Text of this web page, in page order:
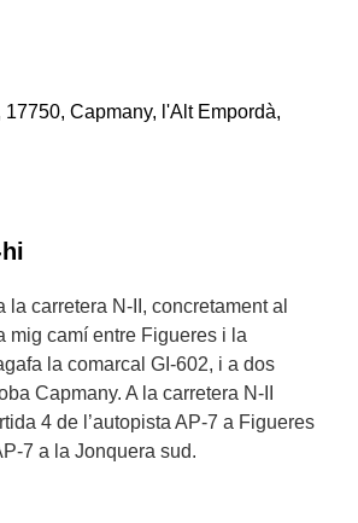
17750, Capmany, l'Alt Empordà,
la carretera N-II, concretament al
mig camí entre Figueres i la
la comarcal GI-602, i a dos
Capmany. A la carretera N-II
4 de l’autopista AP-7 a Figueres
7 a la Jonquera sud.